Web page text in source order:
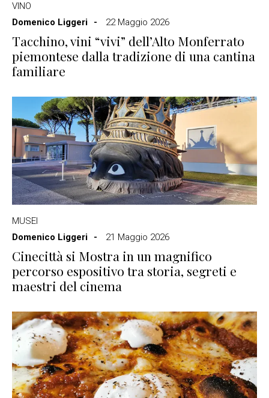
VINO
Domenico Liggeri
22 Maggio 2026
Tacchino, vini “vivi” dell’Alto Monferrato
piemontese dalla tradizione di una cantina
familiare
MUSEI
Domenico Liggeri
21 Maggio 2026
Cinecittà si Mostra in un magnifico
percorso espositivo tra storia, segreti e
maestri del cinema